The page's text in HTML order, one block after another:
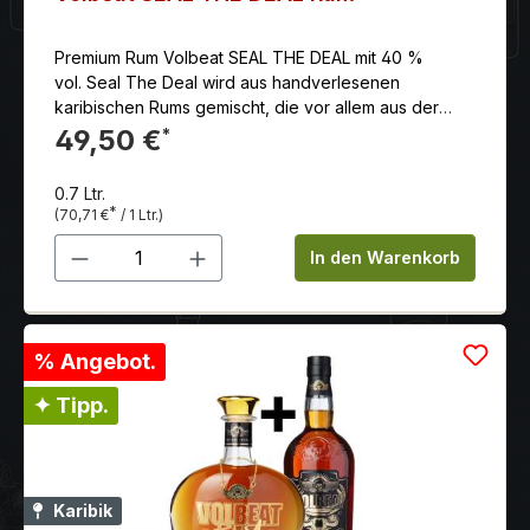
Premium Rum Volbeat SEAL THE DEAL mit 40 %
vol. Seal The Deal wird aus handverlesenen
karibischen Rums gemischt, die vor allem aus der
Dominikanischen Republik und Trinidad & Tobago
stammen. Seal The Deal ist eine Mischung aus
säulendestillierten Rums, die an ihrem Ursprungsort in
Ex-Bourbonfässern gereift sind, bevor sie zum
Mischen transportiert werden. Der goldene Rum hat
ein glattes Finish mit Noten von Vanille, Orange,
49,50 €*
0.7 Ltr.
(70,71 €* / 1 Ltr.)
Produkt Anzahl: Gib denIn den Warenkorb
% Angebot.
✦ Tipp.
Karibik